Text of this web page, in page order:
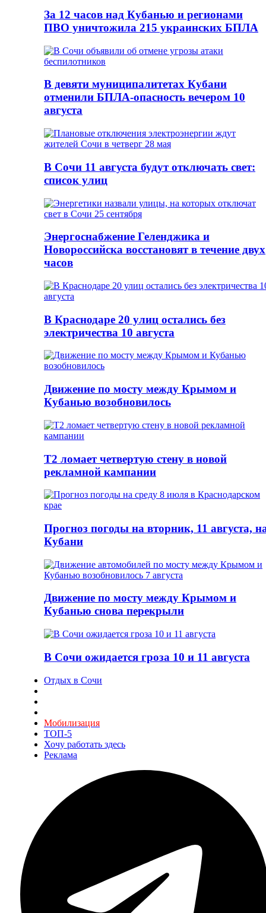
За 12 часов над Кубанью и регионами
ПВО уничтожила 215 украинских БПЛА
В девяти муниципалитетах Кубани
отменили БПЛА-опасность вечером 10
августа
В Сочи 11 августа будут отключать свет:
список улиц
Энергоснабжение Геленджика и
Новороссийска восстановят в течение двух
часов
В Краснодаре 20 улиц остались без
электричества 10 августа
Движение по мосту между Крымом и
Кубанью возобновилось
Т2 ломает четвертую стену в новой
рекламной кампании
Прогноз погоды на вторник, 11 августа,
Кубани
Движение по мосту между Крымом и
Кубанью снова перекрыли
В Сочи ожидается гроза 10 и 11 августа
Отдых в Сочи
Мобилизация
ТОП-5
Хочу работать здесь
Реклама